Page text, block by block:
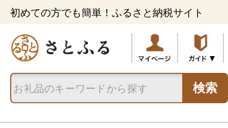
初めての方でも簡単！ふるさと納税サイト
検索